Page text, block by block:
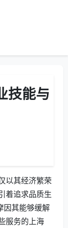
技能与
以其经济繁荣
着追求品质生
因其能够缓解
服务的上海